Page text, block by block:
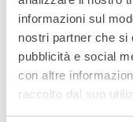
informazioni sul
nostri partner che si
pubblicità e social
con altre
raccolto dal suo
Case History
Il valore di una
Leggi di più